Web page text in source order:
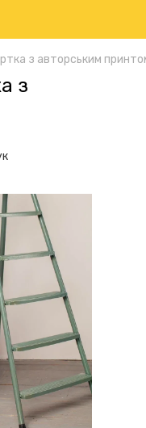
з авторським
з